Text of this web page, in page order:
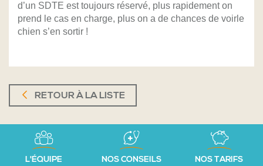
d’un SDTE est toujours réservé, plus rapidement on
prend le cas en charge, plus on a de chances de voirle
chien s’en sortir !
RETOUR À LA LISTE
L'ÉQUIPE NOS CONSEILS NOS TARIFS